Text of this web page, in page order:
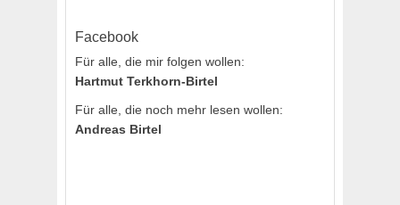
Facebook
Für alle, die mir folgen wollen:
Hartmut Terkhorn-Birtel
Für alle, die noch mehr lesen wollen:
Andreas Birtel